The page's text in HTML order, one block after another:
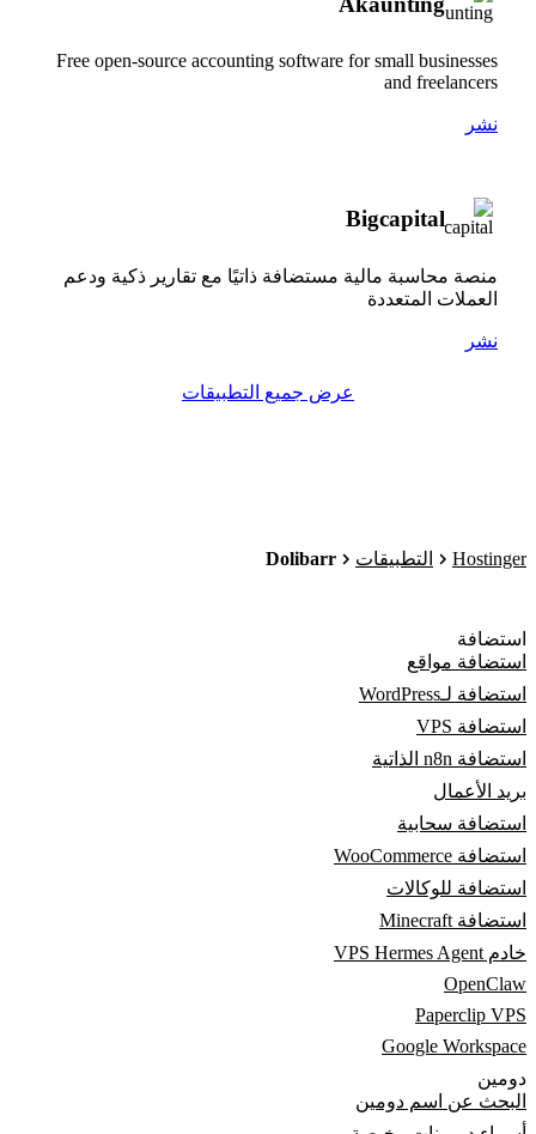
Free open-source accounting software for small businesses
and freelancers
نشر
Bigcapital
منصة محاسبة مالية مستضافة ذاتيًا مع تقارير ذكية ودعم
العملات المتعددة
نشر
عرض جميع التطبيقات
Hostinger التطبيقات Dolibarr
استضافة
استضافة مواقع
استضافة لـWordPress
استضافة VPS
استضافة n8n الذاتية
بريد الأعمال
استضافة سحابية
استضافة WooCommerce
استضافة للوكالات
استضافة Minecraft
خادم VPS Hermes Agent
OpenClaw
Paperclip VPS
Google Workspace
دومين
البحث عن اسم دومين